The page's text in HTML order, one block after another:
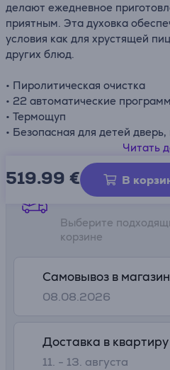
делают ежедневное
приятным. Эта духовка
условия как для хрустящей
других блюд.
• Пиролитическая очистка
• 22 автоматические
• Термощуп
• Безопасная для детей дверь,
• Очистка паром
Читать
519.99 € В
Способы доставки
Выберите
корзине
Самовывоз в
08.08.2026
Доставка в квартиру
11. - 13. августа